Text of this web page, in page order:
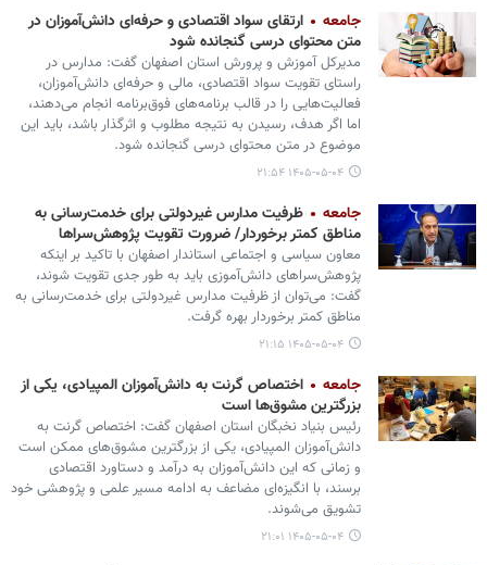
جامعه
ارتقای سواد اقتصادی و حرفه‌ای دانش‌آموزان در
متن محتوای درسی گنجانده شود
مدیرکل آموزش و پرورش استان اصفهان گفت: مدارس در
راستای تقویت سواد اقتصادی، مالی و حرفه‌ای دانش‌آموزان،
فعالیت‌هایی را در قالب برنامه‌های فوق‌برنامه انجام می‌دهند،
اما اگر هدف، رسیدن به نتیجه مطلوب و اثرگذار باشد، باید این
موضوع در متن محتوای درسی گنجانده شود.
۱۴۰۵-۰۵-۰۴ ۲۱:۵۴
جامعه
ظرفیت‌ مدارس غیردولتی برای خدمت‌رسانی به
مناطق کمتر برخوردار/ ضرورت تقویت پژوهش‌سراها
معاون سیاسی و اجتماعی استاندار اصفهان با تاکید بر اینکه
پژوهش‌سراهای دانش‌آموزی باید به طور جدی تقویت شوند،
گفت: می‌توان از ظرفیت مدارس غیردولتی برای خدمت‌رسانی به
مناطق کمتر برخوردار بهره گرفت.
۱۴۰۵-۰۵-۰۴ ۲۱:۱۵
جامعه
اختصاص گرنت به دانش‌آموزان المپیادی، یکی از
بزرگترین مشوق‌ها است
رئیس بنیاد نخبگان استان اصفهان گفت: اختصاص گرنت به
دانش‌آموزان المپیادی، یکی از بزرگترین مشوق‌های ممکن است
و زمانی که این دانش‌آموزان به درآمد و دستاورد اقتصادی
برسند، با انگیزه‌ای مضاعف به ادامه مسیر علمی و پژوهشی خود
تشویق می‌شوند.
۱۴۰۵-۰۵-۰۴ ۲۱:۰۱